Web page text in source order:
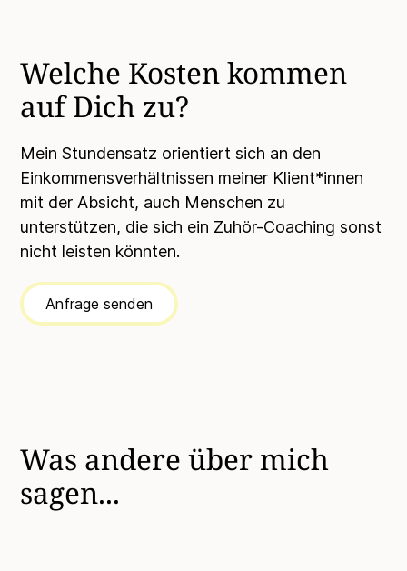
Welche Kosten kommen
auf Dich zu?
Mein Stundensatz orientiert sich an den
Einkommensverhältnissen meiner Klient*innen
mit der Absicht, auch Menschen zu
unterstützen, die sich ein Zuhör-Coaching sonst
nicht leisten könnten.
Anfrage senden
Was andere über mich
sagen...